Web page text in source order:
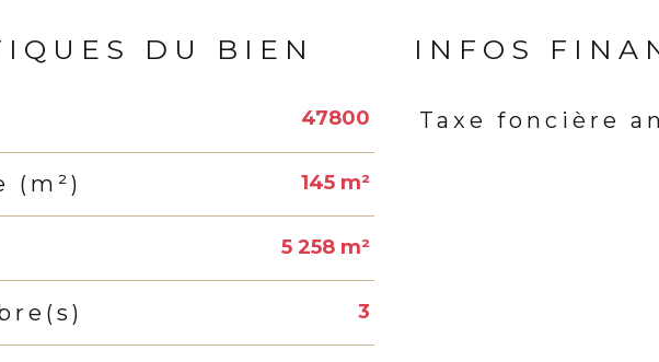
DU BIEN
47800
(m²) 145 m²
5 258 m²
3
INFOS
Caractéristiques Valeurs
Taxe foncière